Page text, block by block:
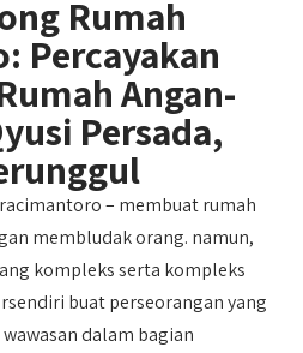
Rumah
Percayakan
Angan-
Persada,
– membuat rumah
membludak orang. namun,
kompleks serta kompleks
buat perseorangan yang
dalam bagian